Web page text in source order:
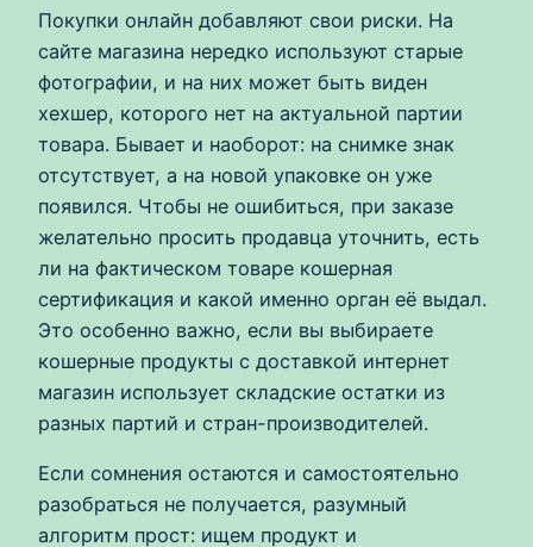
Покупки онлайн добавляют свои риски. На
сайте магазина нередко используют старые
фотографии, и на них может быть виден
хехшер, которого нет на актуальной партии
товара. Бывает и наоборот: на снимке знак
отсутствует, а на новой упаковке он уже
появился. Чтобы не ошибиться, при заказе
желательно просить продавца уточнить, есть
ли на фактическом товаре кошерная
сертификация и какой именно орган её выдал.
Это особенно важно, если вы выбираете
кошерные продукты с доставкой интернет
магазин использует складские остатки из
разных партий и стран-производителей.
Если сомнения остаются и самостоятельно
разобраться не получается, разумный
алгоритм прост: ищем продукт и